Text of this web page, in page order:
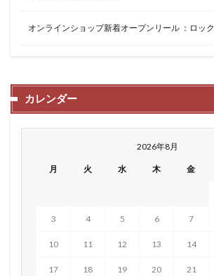
オンラインショップ新着オープンリール ：ロック
カレンダー
2026年8月
月 火 水 木 金
3 4 5 6 7
10 11 12 13 14
17 18 19 20 21